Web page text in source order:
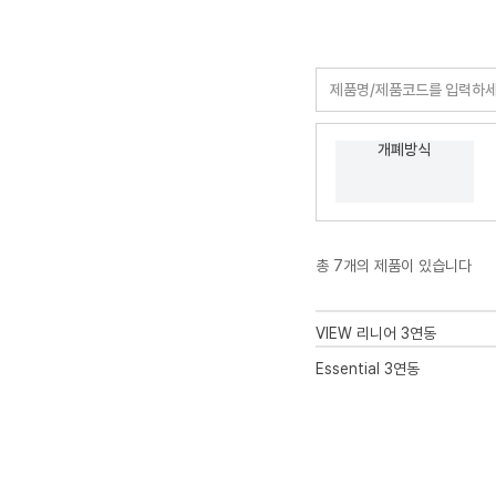
개폐방식
총 7개의 제품이 있습니다
VIEW 리니어 3연동
Essential 3연동